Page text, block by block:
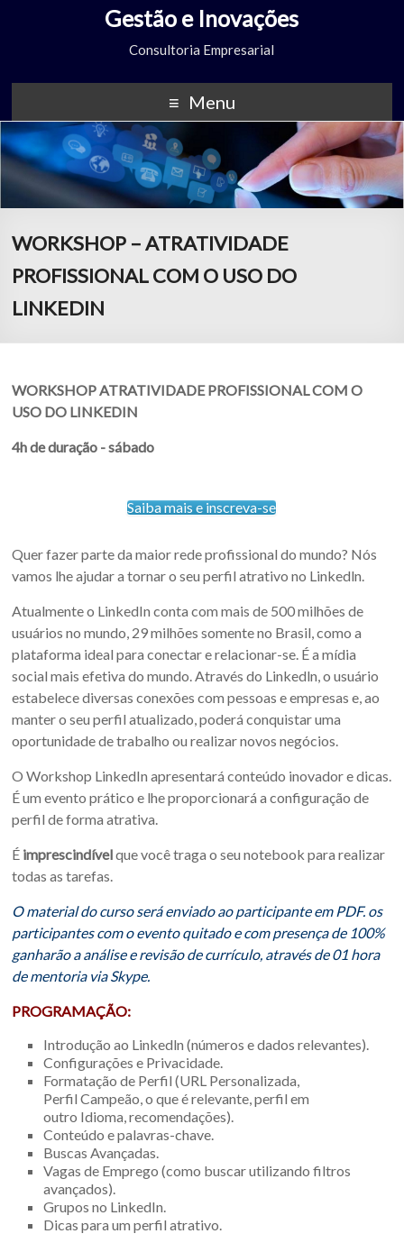
Gestão e Inovações
Consultoria Empresarial
Menu
WORKSHOP – ATRATIVIDADE
PROFISSIONAL COM O USO DO
LINKEDIN
WORKSHOP ATRATIVIDADE PROFISSIONAL COM O
USO DO LINKEDIN
4h de duração - sábado
Saiba mais e inscreva-se
Quer fazer parte da maior rede profissional do mundo? Nós
vamos lhe ajudar a tornar o seu perfil atrativo no Linkedln.
Atualmente o LinkedIn conta com mais de 500 milhões de
usuários no mundo, 29 milhões somente no Brasil, como a
plataforma ideal para conectar e relacionar-se. É a mídia
social mais efetiva do mundo. Através do Linkedln, o usuário
estabelece diversas conexões com pessoas e empresas e, ao
manter o seu perfil atualizado, poderá conquistar uma
oportunidade de trabalho ou realizar novos negócios.
O Workshop LinkedIn apresentará conteúdo inovador e dicas.
É um evento prático e lhe proporcionará a configuração de
perfil de forma atrativa.
É imprescindívelque você traga o seu notebook para realizar
todas as tarefas.
O material do curso será enviado ao participante em PDF. os
participantes com o evento quitado e com presença de 100%
ganharão a análise e revisão de currículo, através de 01 hora
de mentoria via Skype.
PROGRAMAÇÃO:
Introdução ao Linkedln (números e dados relevantes).
Configurações e Privacidade.
Formatação de Perfil (URL Personalizada,
Perfil Campeão, o que é relevante, perfil em
outro Idioma, recomendações).
Conteúdo e palavras-chave.
Buscas Avançadas.
Vagas de Emprego (como buscar utilizando filtros
avançados).
Grupos no LinkedIn.
Dicas para um perfil atrativo.